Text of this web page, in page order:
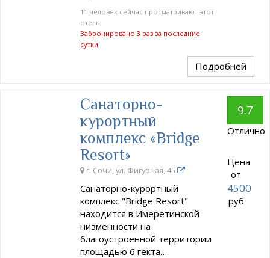
11 человек сейчас просматривают этот
отель
Забронировано 3 раз за последние
сутки
Подробней
Санаторно-
курортный
комплекс «Bridge
Resort»
г. Сочи, ул. Фигурная, 45
Санаторно-курортный
комплекс "Bridge Resort"
находится в Имеретинской
низменности на
благоустроенной территории
площадью 6 гекта…
9.7
Отлично
Цена
от
4500
руб